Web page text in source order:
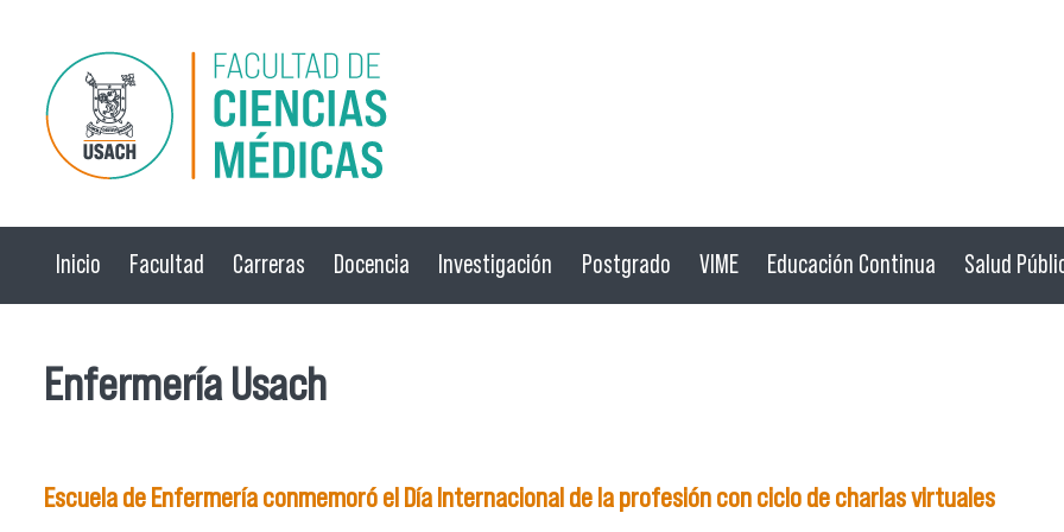
Pasar al contenido principal
Inicio Facultad Carreras Docencia Investigación Postgrado VIME Educación Continua Salud
Enfermería Usach
Escuela de Enfermería conmemoró el Día Internacional de la profesión con ciclo de charlas virtuales